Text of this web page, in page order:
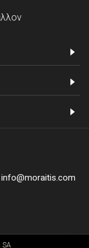
info@moraitis.com
SA